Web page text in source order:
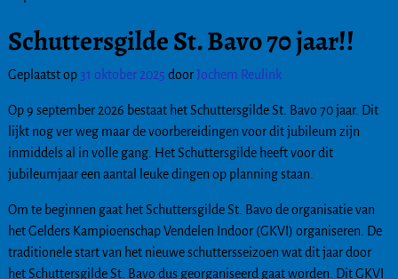
Schuttersgilde St. Bavo 70 jaar!!
Geplaatst op 31 oktober 2025 doorJochem Reulink
Op 9 september 2026 bestaat het Schuttersgilde St. Bavo 70 jaar. Dit
lijkt nog ver weg maar de voorbereidingen voor dit jubileum zijn
inmiddels al in volle gang. Het Schuttersgilde heeft voor dit
jubileumjaar een aantal leuke dingen op planning staan.
Om te beginnen gaat het Schuttersgilde St. Bavo de organisatie van
het Gelders Kampioenschap Vendelen Indoor (GKVI) organiseren. De
traditionele start van het nieuwe schuttersseizoen wat dit jaar door
het Schuttersgilde St. Bavo dus georganiseerd gaat worden. Dit GKVI